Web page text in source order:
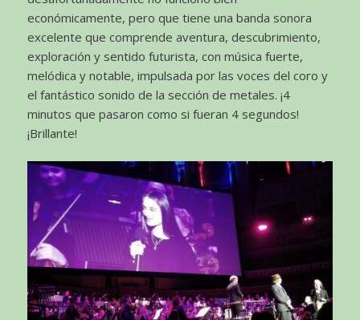
económicamente, pero que tiene una banda sonora
excelente que comprende aventura, descubrimiento,
exploración y sentido futurista, con música fuerte,
melódica y notable, impulsada por las voces del coro y
el fantástico sonido de la sección de metales. ¡4
minutos que pasaron como si fueran 4 segundos!
¡Brillante!